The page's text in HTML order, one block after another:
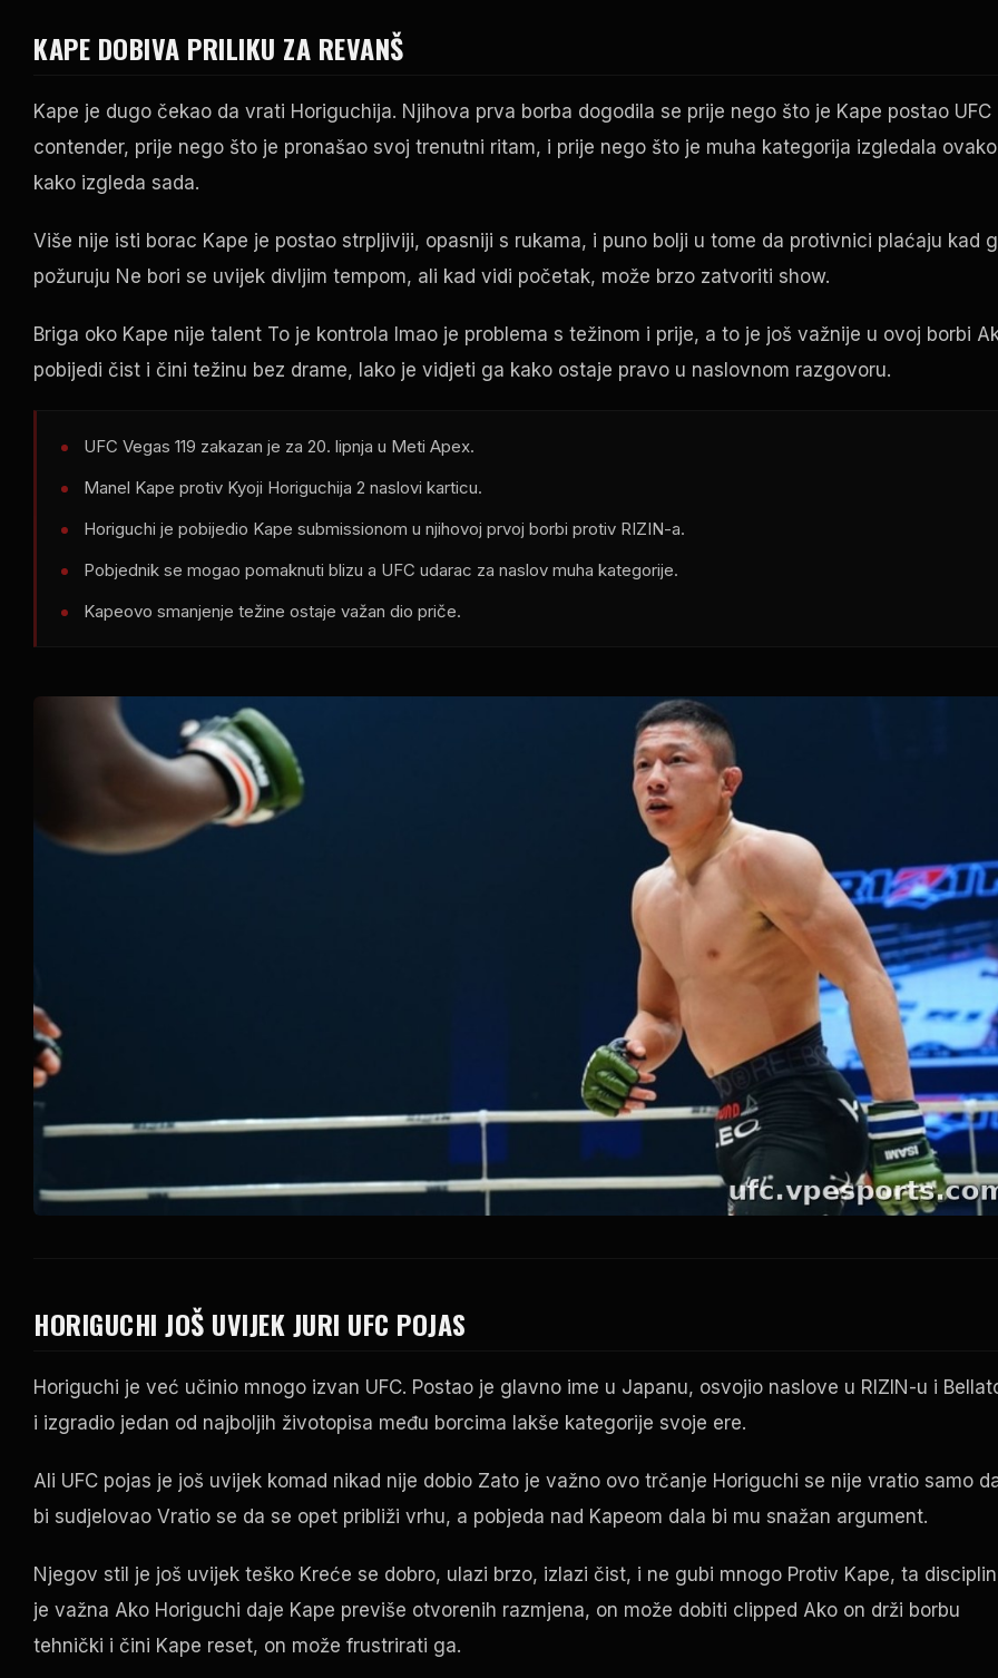
KAPE DOBIVA PRILIKU ZA REVANŠ
Kape je dugo čekao da vrati Horiguchija. Njihova prva borba dogodila se prije nego što je Kape postao UFC
contender, prije nego što je pronašao svoj trenutni ritam, i prije nego što je muha kategorija izgledala ovako
kako izgleda sada.
Više nije isti borac Kape je postao strpljiviji, opasniji s rukama, i puno bolji u tome da protivnici plaćaju kad
požuruju Ne bori se uvijek divljim tempom, ali kad vidi početak, može brzo zatvoriti show.
Briga oko Kape nije talent To je kontrola Imao je problema s težinom i prije, a to je još važnije u ovoj borbi
pobijedi čist i čini težinu bez drame, lako je vidjeti ga kako ostaje pravo u naslovnom razgovoru.
UFC Vegas 119 zakazan je za 20. lipnja u Meti Apex.
Manel Kape protiv Kyoji Horiguchija 2 naslovi karticu.
Horiguchi je pobijedio Kape submissionom u njihovoj prvoj borbi protiv RIZIN-a.
Pobjednik se mogao pomaknuti blizu a UFC udarac za naslov muha kategorije.
Kapeovo smanjenje težine ostaje važan dio priče.
HORIGUCHI JOŠ UVIJEK JURI UFC POJAS
Horiguchi je već učinio mnogo izvan UFC. Postao je glavno ime u Japanu, osvojio naslove u RIZIN-u i
i izgradio jedan od najboljih životopisa među borcima lakše kategorije svoje ere.
Ali UFC pojas je još uvijek komad nikad nije dobio Zato je važno ovo trčanje Horiguchi se nije vratio samo
bi sudjelovao Vratio se da se opet približi vrhu, a pobjeda nad Kapeom dala bi mu snažan argument.
Njegov stil je još uvijek teško Kreće se dobro, ulazi brzo, izlazi čist, i ne gubi mnogo Protiv Kape, ta
je važna Ako Horiguchi daje Kape previše otvorenih razmjena, on može dobiti clipped Ako on drži borbu
tehnički i čini Kape reset, on može frustrirati ga.